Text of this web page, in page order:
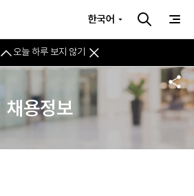
오늘 하루 보지 않기
한국어
채용정보